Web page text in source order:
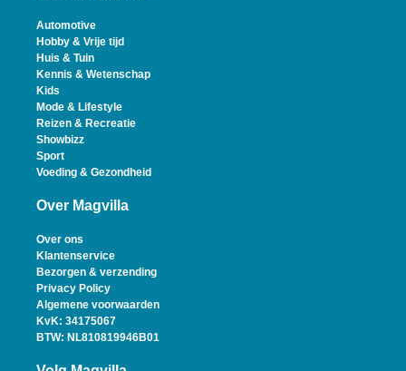
Automotive
Hobby & Vrije tijd
Huis & Tuin
Kennis & Wetenschap
Kids
Mode & Lifestyle
Reizen & Recreatie
Showbizz
Sport
Voeding & Gezondheid
Over Magvilla
Over ons
Klantenservice
Bezorgen & verzending
Privacy Policy
Algemene voorwaarden
KvK: 34175067
BTW: NL810819946B01